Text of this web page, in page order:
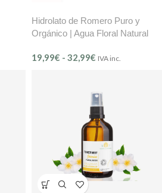
Hidrolato de Romero Puro y
Orgánico | Agua Floral Natural
19,99€ - 32,99€ IVA inc.